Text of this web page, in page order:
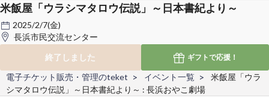
米飯屋「ウラシマタロウ伝説」～日本書紀より～
2025/2/7(金)
長浜市民交流センター
終了しました
ギフトで応援！
電子チケット販売・管理のteket イベント一覧
米飯屋「ウラ
シマタロウ伝説」～日本書紀より～ : 長浜おやこ劇場